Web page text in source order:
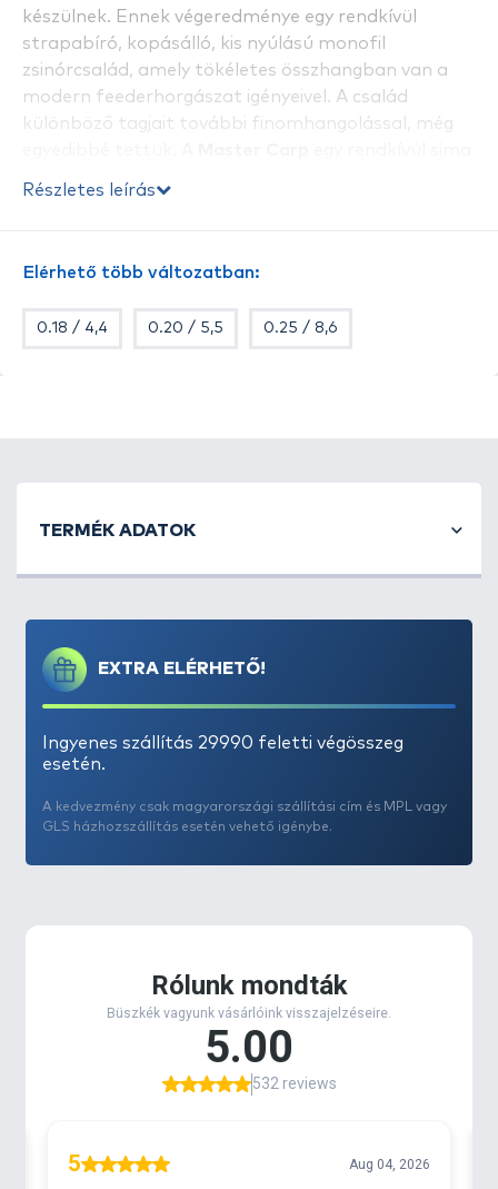
készülnek. Ennek végeredménye egy rendkívül
strapabíró, kopásálló, kis nyúlású monofil
zsinórcsalád, amely tökéletes összhangban van a
modern feederhorgászat igényeivel. A család
különböző tagjait további finomhangolással, még
Részletes leírás
Elérhető több változatban:
0.18 / 4,4 0.20 / 5,5 0.25 / 8,6
EXTRA ELÉRHETŐ!
Ingyenes szállítás 29990 feletti végösszeg
esetén.
A kedvezmény csak magyarországi szállítási cím és MPL vagy
GLS házhozszállítás esetén vehető igénybe.
TERMÉK ADATOK